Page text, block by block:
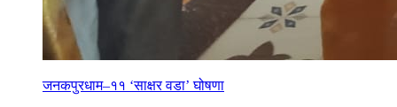
जनकपुरधाम–११ ‘साक्षर वडा’ घोषणा